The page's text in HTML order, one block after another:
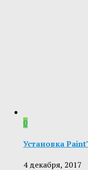
0
Установка
4 декабря, 2017